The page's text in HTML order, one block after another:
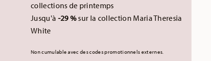
collections de printemps
Jusqu'à -29 %sur la collection Maria Theresia
White
Non cumulable avec des codes promotionnels externes.